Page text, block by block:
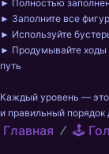
► Полностью
► Заполните все
► Используйте
► Продумывайте ходы
путь
Каждый уровень — это
и правильный порядок
Главная 🕹️